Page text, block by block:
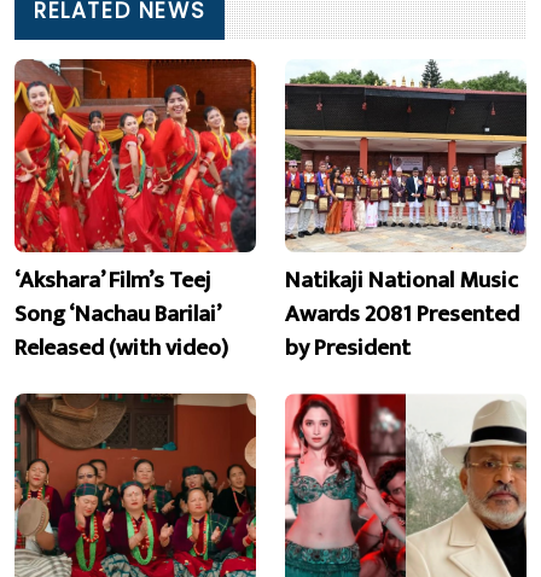
RELATED NEWS
‘Akshara’ Film’s Teej
Song ‘Nachau Barilai’
Released (with video)
Natikaji National Music
Awards 2081 Presented
by President